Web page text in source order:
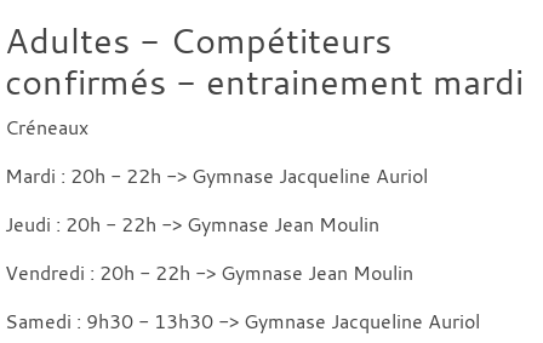
Adultes - Compétiteurs
confirmés - entrainement mardi
Créneaux
Mardi : 20h - 22h -> Gymnase Jacqueline Auriol
Jeudi : 20h - 22h -> Gymnase Jean Moulin
Vendredi : 20h - 22h -> Gymnase Jean Moulin
Samedi : 9h30 - 13h30 -> Gymnase Jacqueline Auriol